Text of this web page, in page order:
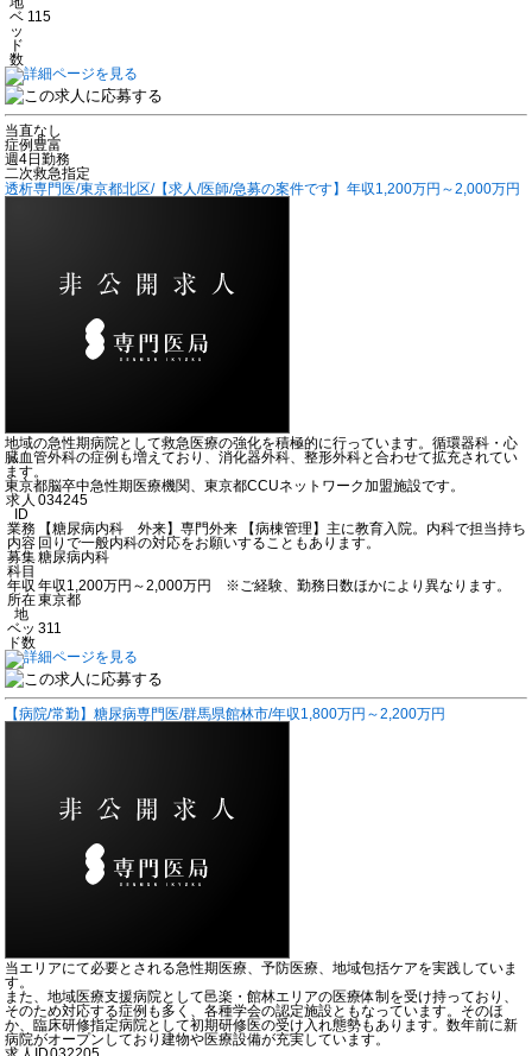
ベ
ッ
ド
数
115
当直なし
症例豊富
週4日勤務
二次救急指定
透析専門医/東京都北区/【求人/医師/急募の案件です】年収1,200万円～2,000万円
地域の急性期病院として救急医療の強化を積極的に行っています。循環器科・心
臓血管外科の症例も増えており、消化器外科、整形外科と合わせて拡充されてい
ます。
東京都脳卒中急性期医療機関、東京都CCUネットワーク加盟施設です。
求人
ID
034245
業務
内容
【糖尿病内科 外来】専門外来 【病棟管理】主に教育入院。内科で担当持ち
回りで一般内科の対応をお願いすることもあります。
募集
科目
糖尿病内科
年収 年収1,200万円～2,000万円 ※ご経験、勤務日数ほかにより異なります。
所在
地
東京都
ベッ
ド数
311
【病院/常勤】糖尿病専門医/群馬県館林市/年収1,800万円～2,200万円
当エリアにて必要とされる急性期医療、予防医療、地域包括ケアを実践していま
す。
また、地域医療支援病院として邑楽・館林エリアの医療体制を受け持っており、
そのため対応する症例も多く、各種学会の認定施設ともなっています。そのほ
か、臨床研修指定病院として初期研修医の受け入れ態勢もあります。数年前に新
病院がオープンしており建物や医療設備が充実しています。